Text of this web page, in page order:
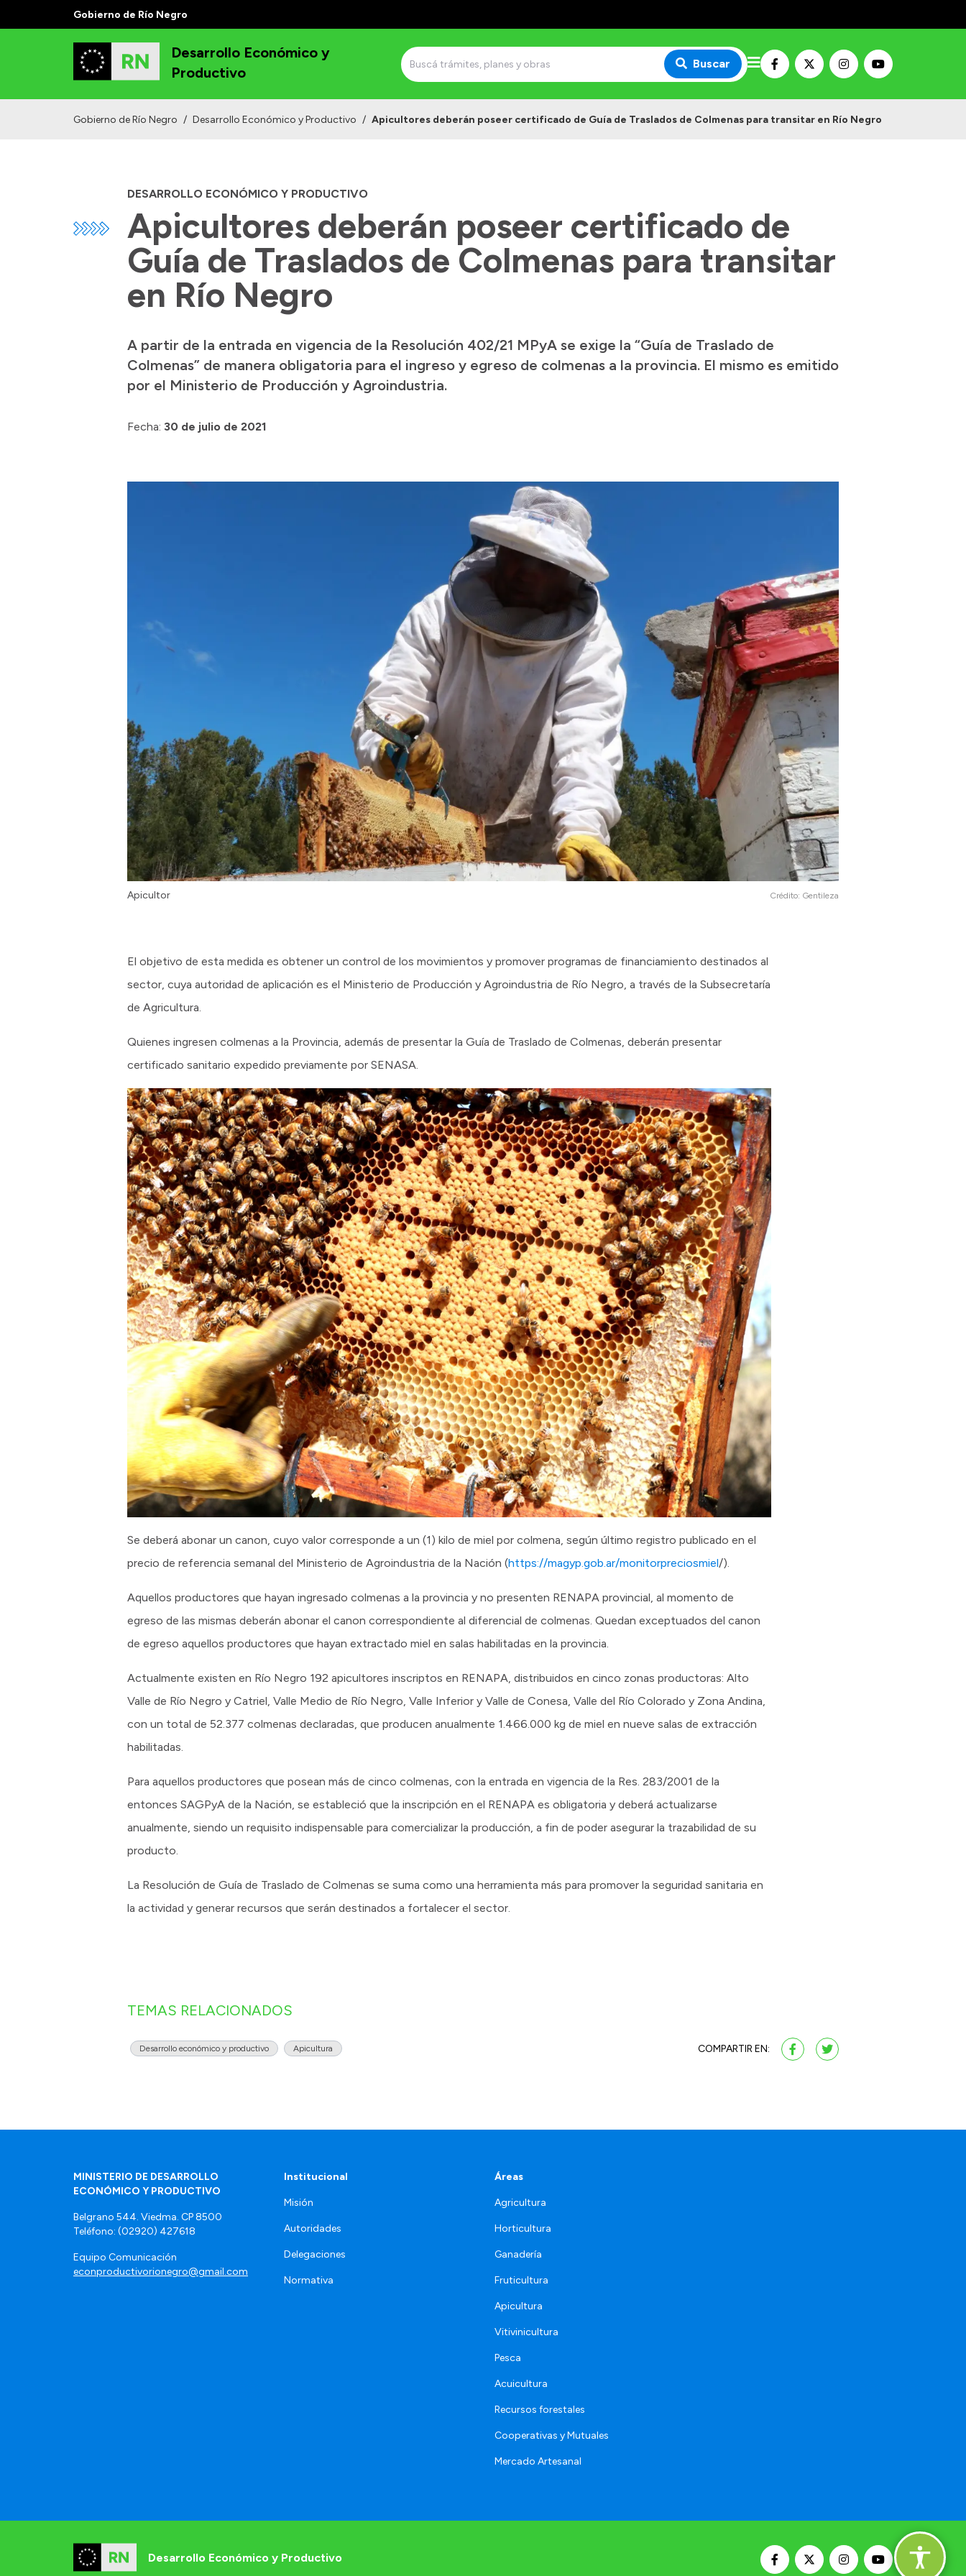
Gobierno de Río Negro
Desarrollo Económico y
Productivo
Buscar
Gobierno de Río Negro / Desarrollo Económico y Productivo / Apicultores deberán poseer certificado de Guía de Traslados de Colmenas para transitar en Río Negro
DESARROLLO ECONÓMICO Y PRODUCTIVO
Apicultores deberán poseer certificado de
Guía de Traslados de Colmenas para transitar
en Río Negro
A partir de la entrada en vigencia de la Resolución 402/21 MPyA se exige la “Guía de Traslado de
Colmenas” de manera obligatoria para el ingreso y egreso de colmenas a la provincia. El mismo es emitido
por el Ministerio de Producción y Agroindustria.
Fecha: 30 de julio de 2021
Apicultor Crédito: Gentileza
El objetivo de esta medida es obtener un control de los movimientos y promover programas de financiamiento destinados al
sector, cuya autoridad de aplicación es el Ministerio de Producción y Agroindustria de Río Negro, a través de la Subsecretaría
de Agricultura.
Quienes ingresen colmenas a la Provincia, además de presentar la Guía de Traslado de Colmenas, deberán presentar
certificado sanitario expedido previamente por SENASA.
Se deberá abonar un canon, cuyo valor corresponde a un (1) kilo de miel por colmena, según último registro publicado en el
precio de referencia semanal del Ministerio de Agroindustria de la Nación (https://magyp.gob.ar/monitorpreciosmiel/).
Aquellos productores que hayan ingresado colmenas a la provincia y no presenten RENAPA provincial, al momento de
egreso de las mismas deberán abonar el canon correspondiente al diferencial de colmenas. Quedan exceptuados del canon
de egreso aquellos productores que hayan extractado miel en salas habilitadas en la provincia.
Actualmente existen en Río Negro 192 apicultores inscriptos en RENAPA, distribuidos en cinco zonas productoras: Alto
Valle de Río Negro y Catriel, Valle Medio de Río Negro, Valle Inferior y Valle de Conesa, Valle del Río Colorado y Zona Andina,
con un total de 52.377 colmenas declaradas, que producen anualmente 1.466.000 kg de miel en nueve salas de extracción
habilitadas.
Para aquellos productores que posean más de cinco colmenas, con la entrada en vigencia de la Res. 283/2001 de la
entonces SAGPyA de la Nación, se estableció que la inscripción en el RENAPA es obligatoria y deberá actualizarse
anualmente, siendo un requisito indispensable para comercializar la producción, a fin de poder asegurar la trazabilidad de su
producto.
La Resolución de Guía de Traslado de Colmenas se suma como una herramienta más para promover la seguridad sanitaria en
la actividad y generar recursos que serán destinados a fortalecer el sector.
TEMAS RELACIONADOS
Desarrollo económico y productivo Apicultura COMPARTIR EN:
MINISTERIO DE DESARROLLO
ECONÓMICO Y PRODUCTIVO
Belgrano 544. Viedma. CP 8500
Teléfono: (02920) 427618
Equipo Comunicación
econproductivorionegro@gmail.com
Institucional
Misión
Autoridades
Delegaciones
Normativa
Áreas
Agricultura
Horticultura
Ganadería
Fruticultura
Apicultura
Vitivinicultura
Pesca
Acuicultura
Recursos forestales
Cooperativas y Mutuales
Mercado Artesanal
Desarrollo Económico y Productivo